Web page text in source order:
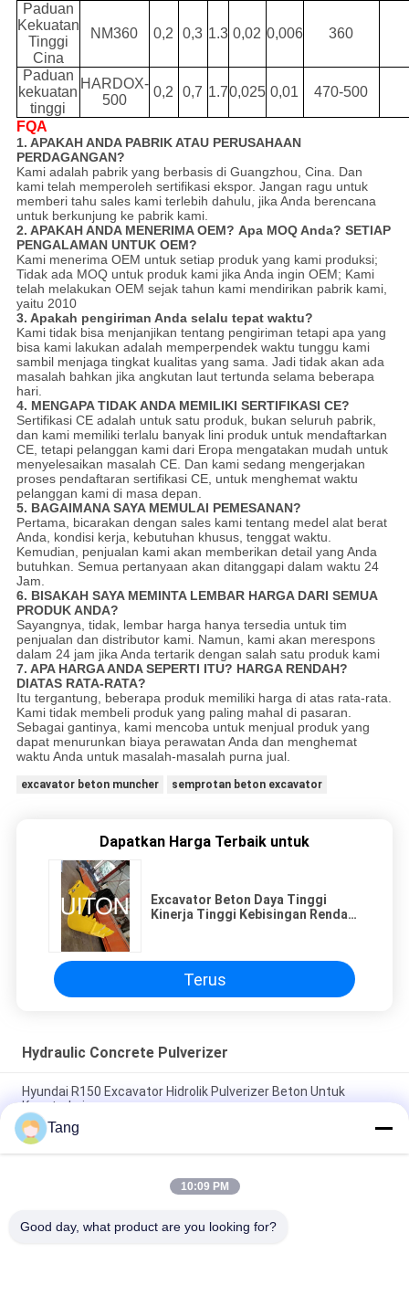
Paduan
Kekuatan
Tinggi
Cina
NM360 0,2 0,3 1.3 0,02 0,006 360
Paduan
kekuatan
tinggi
HARDOX-
500
0,2 0,7 1.70,025 0,01 470-500
FQA
1. APAKAH ANDA PABRIK ATAU PERUSAHAAN
PERDAGANGAN?
Kami adalah pabrik yang berbasis di Guangzhou, Cina. Dan
kami telah memperoleh sertifikasi ekspor. Jangan ragu untuk
memberi tahu sales kami terlebih dahulu, jika Anda berencana
untuk berkunjung ke pabrik kami.
2. APAKAH ANDA MENERIMA OEM? Apa MOQ Anda? SETIAP
PENGALAMAN UNTUK OEM?
Kami menerima OEM untuk setiap produk yang kami produksi;
Tidak ada MOQ untuk produk kami jika Anda ingin OEM; Kami
telah melakukan OEM sejak tahun kami mendirikan pabrik kami,
yaitu 2010
3. Apakah pengiriman Anda selalu tepat waktu?
Kami tidak bisa menjanjikan tentang pengiriman tetapi apa yang
bisa kami lakukan adalah memperpendek waktu tunggu kami
sambil menjaga tingkat kualitas yang sama. Jadi tidak akan ada
masalah bahkan jika angkutan laut tertunda selama beberapa
hari.
4. MENGAPA TIDAK ANDA MEMILIKI SERTIFIKASI CE?
Sertifikasi CE adalah untuk satu produk, bukan seluruh pabrik,
dan kami memiliki terlalu banyak lini produk untuk mendaftarkan
CE, tetapi pelanggan kami dari Eropa mengatakan mudah untuk
menyelesaikan masalah CE. Dan kami sedang mengerjakan
proses pendaftaran sertifikasi CE, untuk menghemat waktu
pelanggan kami di masa depan.
5. BAGAIMANA SAYA MEMULAI PEMESANAN?
Pertama, bicarakan dengan sales kami tentang medel alat berat
Anda, kondisi kerja, kebutuhan khusus, tenggat waktu.
Kemudian, penjualan kami akan memberikan detail yang Anda
butuhkan. Semua pertanyaan akan ditanggapi dalam waktu 24
Jam.
6. BISAKAH SAYA MEMINTA LEMBAR HARGA DARI SEMUA
PRODUK ANDA?
Sayangnya, tidak, lembar harga hanya tersedia untuk tim
penjualan dan distributor kami. Namun, kami akan merespons
dalam 24 jam jika Anda tertarik dengan salah satu produk kami
7. APA HARGA ANDA SEPERTI ITU? HARGA RENDAH?
DIATAS RATA-RATA?
Itu tergantung, beberapa produk memiliki harga di atas rata-rata.
Kami tidak membeli produk yang paling mahal di pasaran.
Sebagai gantinya, kami mencoba untuk menjual produk yang
dapat menurunkan biaya perawatan Anda dan menghemat
waktu Anda untuk masalah-masalah purna jual.
excavator beton muncher semprotan beton excavator
Dapatkan Harga Terbaik untuk
Excavator Beton Daya Tinggi
Kinerja Tinggi Kebisingan Rendah
Terus
Hydraulic Concrete Pulverizer
Hyundai R150 Excavator Hidrolik Pulverizer Beton Untuk
Konstruksi
Penghancur Batu Hidrolik Excavator yang Dapat Disesuaikan
Penghancur Batu Tugas Berat
1-22 Ton Penghancur Batu Excavator Untuk Volvo EC120
Tang
10:09 PM
Good day, what product are you looking for?